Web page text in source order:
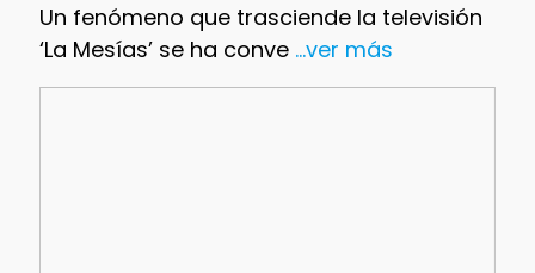
Un fenómeno que trasciende la televisión
‘La Mesías’ se ha conve...ver más